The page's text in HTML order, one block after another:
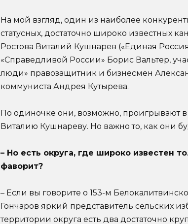
На мой взгляд, один из наиболее
статусных, достаточно широко известных
Ростова Виталий Кушнарев («Единая
«Справедливой России» Борис Вальтер,
люди» правозащитник и бизнесмен
коммуниста Андрея Кутырева.
По одиночке они, возможно, проигрывают в
Виталию Кушнареву. Но важно то, как они
– Но есть округа, где широко известен
фаворит?
– Если вы говорите о 153-м
Гончаров яркий представитель сельских
территории округа есть два достаточно